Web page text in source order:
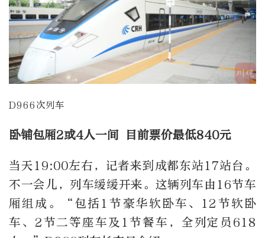
D966次列车
卧铺包厢2或4人一间 目前票价最低840元
当天19:00左右，记者来到成都东站17站台。
不一会儿，列车缓缓开来。这辆列车由16节车
厢组成。“包括1节豪华软卧车、12节软卧
车、2节二等座车及1节餐车，全列定员618